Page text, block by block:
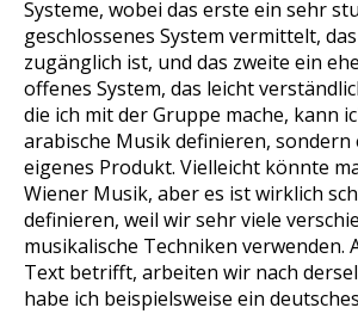
Systeme, wobei das erste ein sehr
geschlossenes System vermittelt,
zugänglich ist, und das zweite ein
offenes System, das leicht
die ich mit der Gruppe mache, kann
arabische Musik definieren, sondern
eigenes Produkt. Vielleicht könnte
Wiener Musik, aber es ist wirklich
definieren, weil wir sehr viele
musikalische Techniken verwenden.
Text betrifft, arbeiten wir nach
habe ich beispielsweise ein